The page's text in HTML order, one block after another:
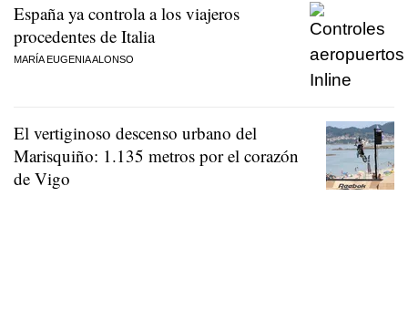
España ya controla a los viajeros
procedentes de Italia
MARÍA EUGENIA ALONSO
El vertiginoso descenso urbano del
Marisquiño: 1.135 metros por el corazón
de Vigo